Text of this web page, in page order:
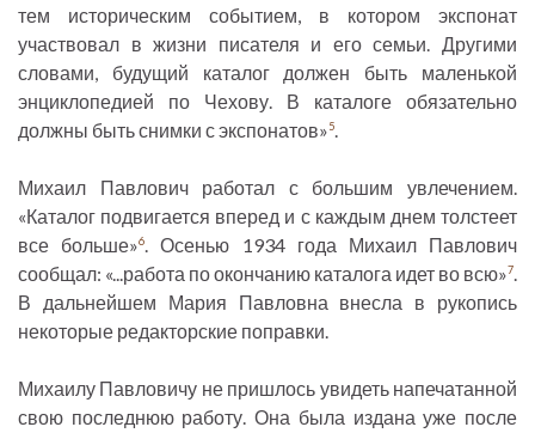
тем историческим событием, в котором экспонат
участвовал в жизни писателя и его семьи. Другими
словами, будущий каталог должен быть маленькой
энциклопедией по Чехову. В каталоге обязательно
должны быть снимки с экспонатов»5.
Михаил Павлович работал с большим увлечением.
«Каталог подвигается вперед и с каждым днем толстеет
все больше»6. Осенью 1934 года Михаил Павлович
сообщал: «...работа по окончанию каталога идет во всю»7.
В дальнейшем Мария Павловна внесла в рукопись
некоторые редакторские поправки.
Михаилу Павловичу не пришлось увидеть напечатанной
свою последнюю работу. Она была издана уже после